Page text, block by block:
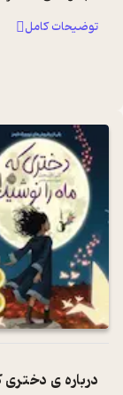
نخواهد کرد. این
توضیحات کامل
درباره ی دختری